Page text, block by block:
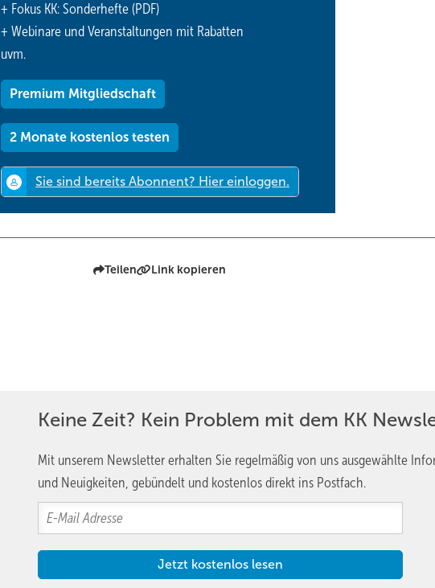
+ Fokus KK: Sonderhefte (PDF)
+ Webinare und Veranstaltungen mit Rabatten
uvm.
Premium Mitgliedschaft
2 Monate kostenlos testen
Teilen Link kopieren
Keine Zeit? Kein Problem mit dem KK
Mit unserem Newsletter erhalten Sie regelmäßig von uns ausgewählte
und Neuigkeiten, gebündelt und kostenlos direkt ins Postfach.